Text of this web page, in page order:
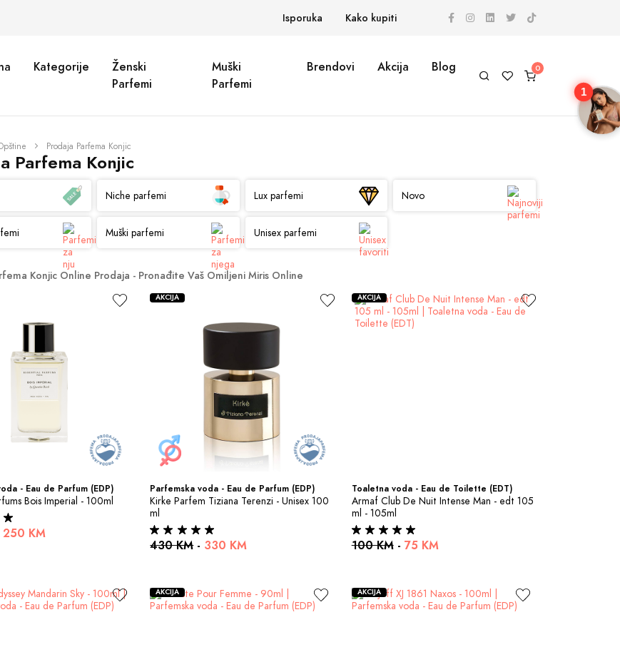
Isporuka Kako kupiti
Kategorije
Ženski
Parfemi
Muški
Parfemi
Brendovi Akcija Blog
Prodaja Parfema Konjic
Parfema Konjic
Niche parfemi Lux parfemi Novo
Muški parfemi Unisex parfemi
Konjic Online Prodaja - Pronađite Vaš Omiljeni Miris Online
- Eau de Parfum (EDP)
Bois Imperial - 100ml
250 KM
Parfemska voda - Eau de Parfum (EDP)
Kirke Parfem Tiziana Terenzi - Unisex 100
ml
430 KM- 330 KM
AKCIJA
Toaletna voda - Eau de Toilette (EDT)
Armaf Club De Nuit Intense Man - edt 105
ml - 105ml
100 KM- 75 KM
AKCIJA
AKCIJA AKCIJA
1